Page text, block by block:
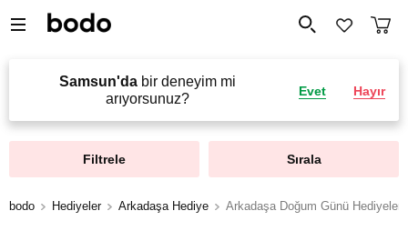
Samsun'dabir deneyim mi
arıyorsunuz?
Evet Hayır
Filtrele Sırala
bodo Hediyeler Arkadaşa Hediye Arkadaşa Doğum Günü Hediyeleri